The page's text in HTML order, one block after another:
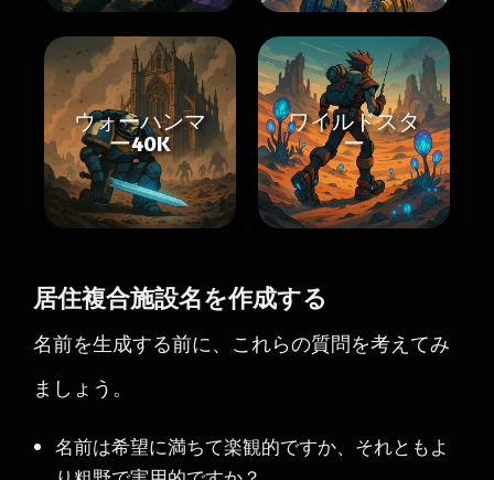
ウォーハンマ
ー40K
ワイルドスタ
ー
居住複合施設名を作成する
名前を生成する前に、これらの質問を考えてみ
ましょう。
名前は希望に満ちて楽観的ですか、それともよ